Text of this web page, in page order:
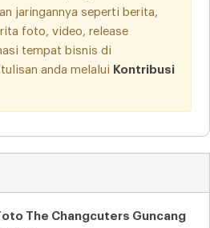
jaringannya seperti berita,
foto, video, release
tempat bisnis di
anda melalui Kontribusi
The Changcuters Guncang